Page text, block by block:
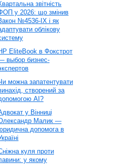
звітність
у 2026: що змінив
№4536-IX і як
облікову
EliteBook в Фокстрот
выбор бизнес-
можна запатентувати
створений за
AI?
у Вінниці
Малик —
допомога в
куля проти
у якому